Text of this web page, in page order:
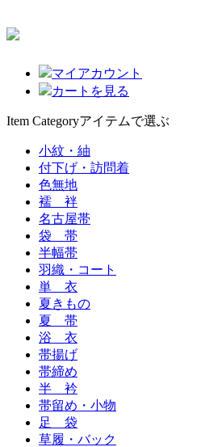
マイアカウント
カートを見る
Item Categoryアイテムで選ぶ
小紋・紬
付下げ・訪問着
色無地
襦 袢
名古屋帯
袋 帯
半幅帯
羽織・コート
単 衣
夏きもの
夏 帯
浴 衣
帯揚げ
帯締め
半 衿
帯留め・小物
足 袋
草履・バック